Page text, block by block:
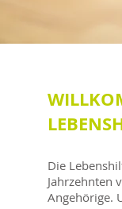
Die
Jahrzehnten
Angehörige.